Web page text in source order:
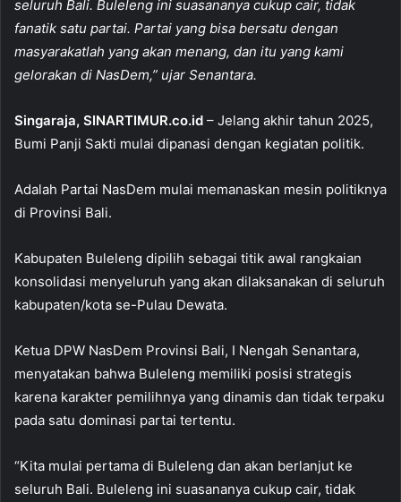
b
o
o
k
A
p
p
seluruh Bali. Buleleng ini suasananya cukup cair, tidak
fanatik satu partai. Partai yang bisa bersatu dengan
masyarakatlah yang akan menang, dan itu yang kami
gelorakan di NasDem,” ujar Senantara.
Singaraja, SINARTIMUR.co.id – Jelang akhir tahun 2025,
Bumi Panji Sakti mulai dipanasi dengan kegiatan politik.
Adalah Partai NasDem mulai memanaskan mesin politiknya
di Provinsi Bali.
Kabupaten Buleleng dipilih sebagai titik awal rangkaian
konsolidasi menyeluruh yang akan dilaksanakan di seluruh
kabupaten/kota se-Pulau Dewata.
Ketua DPW NasDem Provinsi Bali, I Nengah Senantara,
menyatakan bahwa Buleleng memiliki posisi strategis
karena karakter pemilihnya yang dinamis dan tidak terpaku
pada satu dominasi partai tertentu.
“Kita mulai pertama di Buleleng dan akan berlanjut ke
seluruh Bali. Buleleng ini suasananya cukup cair, tidak